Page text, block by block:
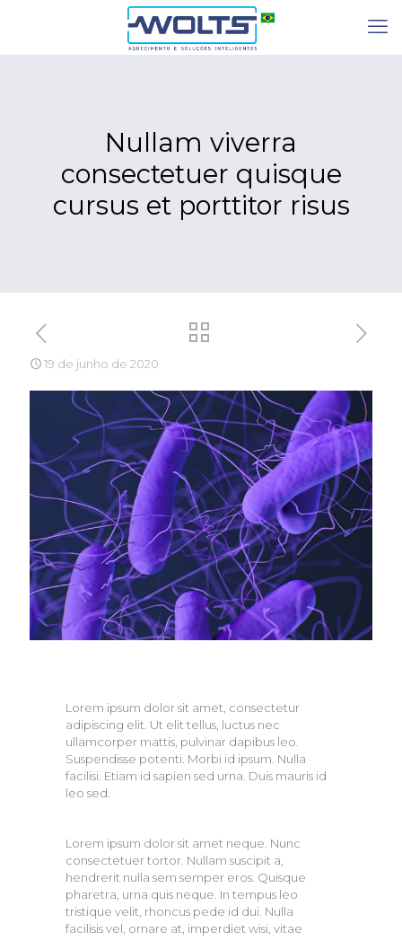
Nullam viverra
consectetuer quisque
cursus et porttitor risus
19 de junho de 2020
Lorem ipsum dolor sit amet, consectetur
adipiscing elit. Ut elit tellus, luctus nec
ullamcorper mattis, pulvinar dapibus leo.
Suspendisse potenti. Morbi id ipsum. Nulla
facilisi. Etiam id sapien sed urna. Duis mauris id
leo sed.
Lorem ipsum dolor sit amet neque. Nunc
consectetuer tortor. Nullam suscipit a,
hendrerit nulla sem semper eros. Quisque
pharetra, urna quis neque. In tempus leo
tristique velit, rhoncus pede id dui. Nulla
facilisis vel, ornare at, imperdiet wisi, vitae